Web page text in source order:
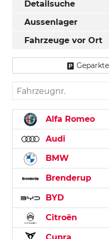
Detailsuche
Aussenlager
Fahrzeuge vor Ort
Fahrzeugnr.
Alfa Romeo
Audi
BMW
Brenderup
BYD
Citroën